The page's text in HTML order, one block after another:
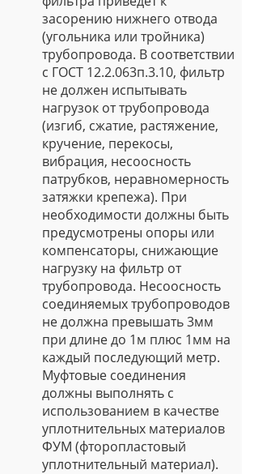
засорению нижнего отвода
(угольника или тройника)
трубопровода. В соответствии
с ГОСТ 12.2.063п.3.10, фильтр
не должен испытывать
нагрузок от трубопровода
(изгиб, сжатие, растяжение,
кручение, перекосы,
вибрация, несоосность
патрубков, неравномерность
затяжки крепежа). При
необходимости должны быть
предусмотрены опоры или
компенсаторы, снижающие
нагрузку на фильтр от
трубопровода. Несоосность
соединяемых трубопроводов
не должна превышать 3мм
при длине до 1м плюс 1мм на
каждый последующий метр.
Муфтовые соединения
должны выполнять с
использованием в качестве
уплотнительных материалов
ФУМ (фторопластовый
уплотнительный материал).